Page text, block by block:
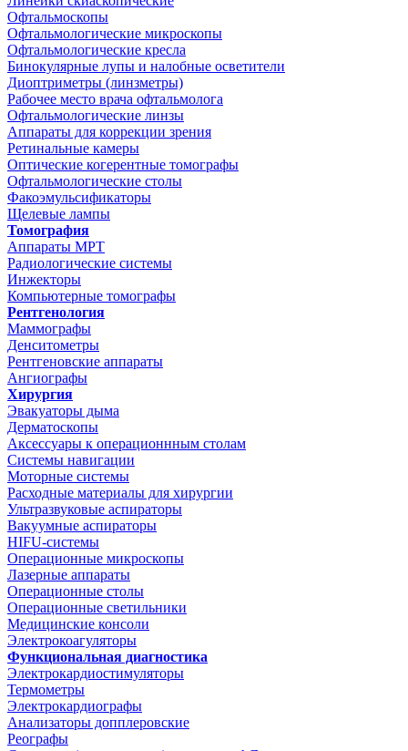
Офтальмоскопы
Офтальмологические микроскопы
Офтальмологические кресла
Бинокулярные лупы и налобные осветители
Диоптриметры (линзметры)
Рабочее место врача офтальмолога
Офтальмологические линзы
Аппараты для коррекции зрения
Ретинальные камеры
Оптические когерентные томографы
Офтальмологические столы
Факоэмульсификаторы
Щелевые лампы
Томография
Аппараты МРТ
Радиологические системы
Инжекторы
Компьютерные томографы
Рентгенология
Маммографы
Денситометры
Рентгеновские аппараты
Ангиографы
Хирургия
Эвакуаторы дыма
Дерматоскопы
Аксессуары к операционнным столам
Системы навигации
Моторные системы
Расходные материалы для хирургии
Ультразвуковые аспираторы
Вакуумные аспираторы
HIFU-системы
Операционные микроскопы
Лазерные аппараты
Операционные столы
Операционные светильники
Медицинские консоли
Электрокоагуляторы
Функциональная диагностика
Электрокардиостимуляторы
Термометры
Электрокардиографы
Анализаторы допплеровские
Реографы